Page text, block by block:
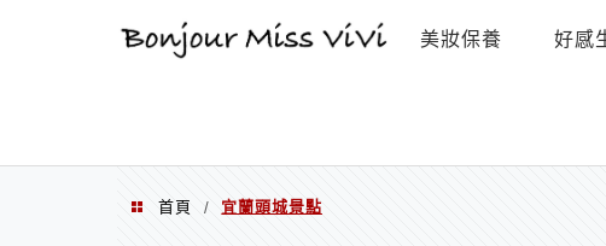
美妝保養 好感
首頁 / 宜蘭頭城景點